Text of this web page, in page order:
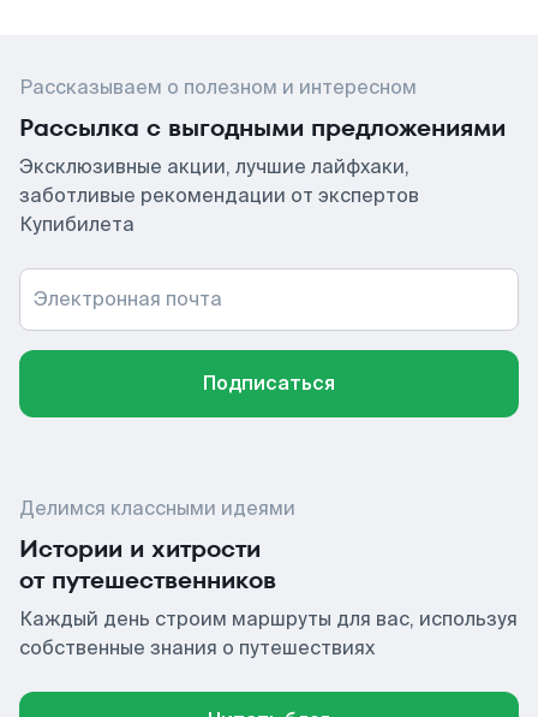
Рассказываем о полезном и интересном
Рассылка с выгодными предложениями
Эксклюзивные акции, лучшие лайфхаки,
заботливые рекомендации от экспертов
Купибилета
Электронная почта
Подписаться
Делимся классными идеями
Истории и хитрости
от путешественников
Каждый день строим маршруты для вас, используя
собственные знания о путешествиях